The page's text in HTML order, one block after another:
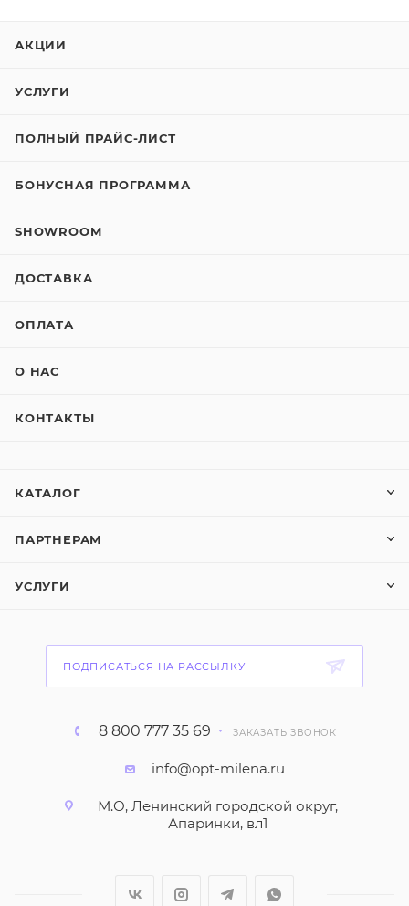
АКЦИИ
УСЛУГИ
ПОЛНЫЙ ПРАЙС-ЛИСТ
БОНУСНАЯ ПРОГРАММА
SHOWROOM
ДОСТАВКА
ОПЛАТА
О НАС
КОНТАКТЫ
КАТАЛОГ
ПАРТНЕРАМ
УСЛУГИ
ПОДПИСАТЬСЯ НА РАССЫЛКУ
8 800 777 35 69 ЗАКАЗАТЬ ЗВОНОК
info@opt-milena.ru
М.О, Ленинский городской округ,
Апаринки, вл1